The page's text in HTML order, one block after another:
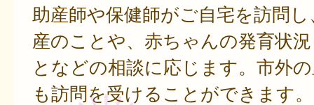
助産師や保健師がご自宅を訪問
産のことや、赤ちゃんの発育状
となどの相談に応じます。市外
も訪問を受けることができます。